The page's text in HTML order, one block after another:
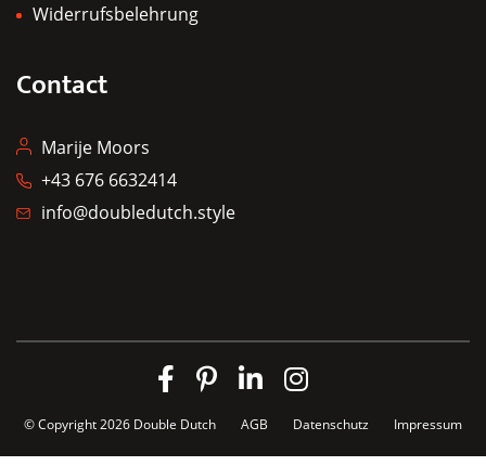
Widerrufsbelehrung
Contact
Marije Moors
+43 676 6632414
info@doubledutch.style
© Copyright 2026 Double Dutch AGB Datenschutz Impressum